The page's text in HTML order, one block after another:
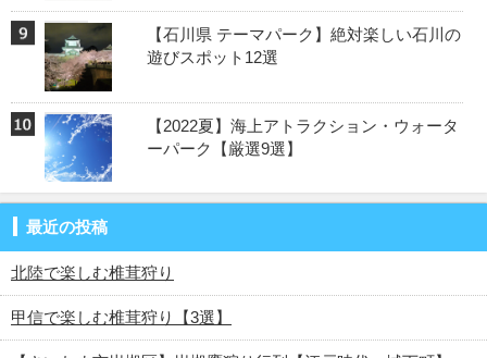
【石川県 テーマパーク】絶対楽しい石川の
遊びスポット12選
【2022夏】海上アトラクション・ウォータ
ーパーク【厳選9選】
最近の投稿
北陸で楽しむ椎茸狩り
甲信で楽しむ椎茸狩り【3選】